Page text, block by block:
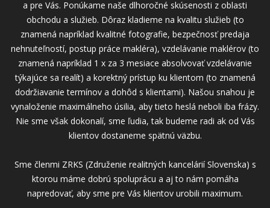
a pre Vás. Ponúkame naše dlhoročné skúsenosti z oblasti
obchodu a služieb. Dôraz kladieme na kvalitu služieb (to
znamená napríklad kvalitné fotografie, bezpečnosť predaja
nehnuteľností, postup práce makléra), vzdelávanie maklérov (to
znamená napríklad 1 x za 3 mesiace absolvovať vzdelávanie
týkajúce sa realít) a korektný prístup ku klientom (to znamená
dodržiavanie termínov a dohôd s klientami). Našou snahou je
vynaloženie maximálneho úsilia, aby tieto heslá neboli iba frázy.
Nie sme však dokonalí, sme ľudia, tak budeme radi ak od Vás
klientov dostaneme spätnú väzbu.
Sme členmi ZRKS (Združenie realitných kancelárií Slovenska) s
ktorou máme dobrú spoluprácu a aj to nám pomáha
napredovať, aby sme pre Vás klientov urobili maximum.